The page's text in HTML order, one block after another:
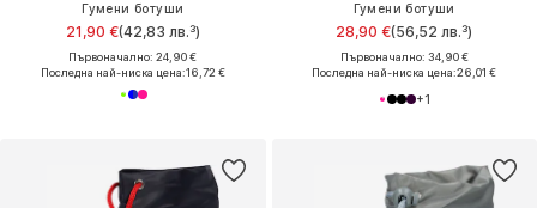
Гумени ботуши
21,90 €(42,83 лв.³)
Първоначално: 24,90 €
Последна най-ниска цена:16,72 €
Гумени ботуши
28,90 €(56,52 лв.³)
Първоначално: 34,90 €
Последна най-ниска цена:26,01 €
+1